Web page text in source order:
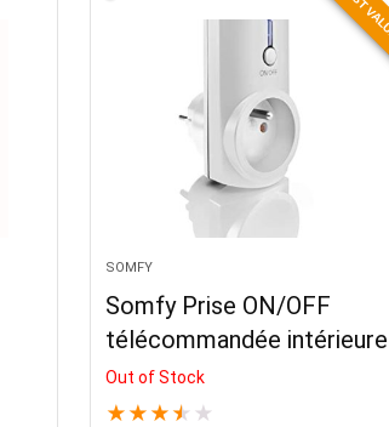
SOMFY
Somfy Prise ON/OFF
télécommandée intérieure
Out of Stock
★ ★ ★ ★ ★